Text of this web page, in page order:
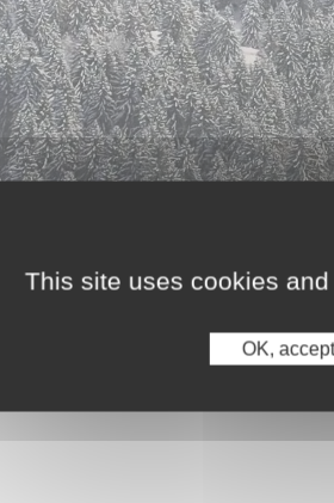
This site uses cookies
OK,